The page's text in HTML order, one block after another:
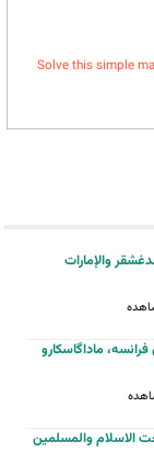
Solve this simple
والإمارات
ماداگاسکارو
الاسلام والمسلمین